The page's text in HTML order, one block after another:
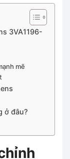
3VA1196-
mẽ
ở đâu?